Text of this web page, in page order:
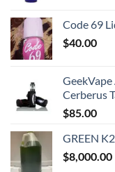
Code 69
$40.00
Cerberus
$85.00
GREEN
$8,000.00